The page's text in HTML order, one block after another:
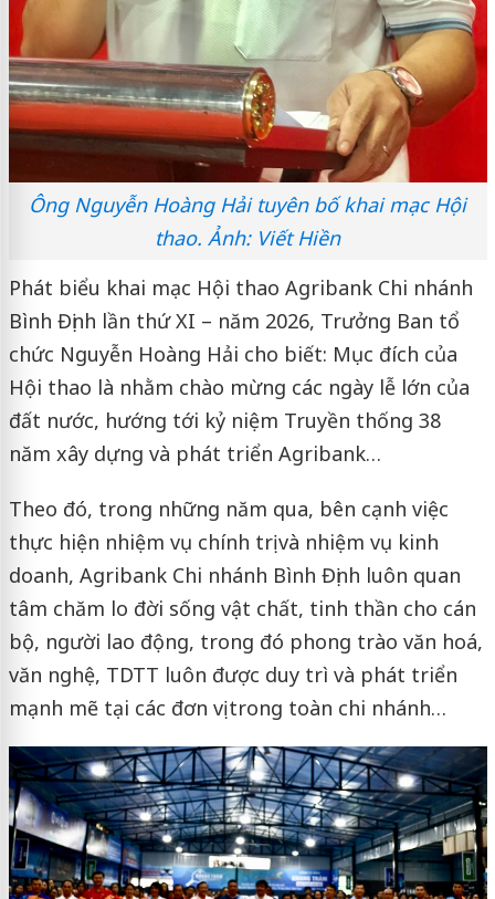
Ông Nguyễn Hoàng Hải tuyên bố khai mạc Hội
thao. Ảnh: Viết Hiền
Phát biểu khai mạc Hội thao Agribank Chi nhánh
Bình Định lần thứ XI – năm 2026, Trưởng Ban tổ
chức Nguyễn Hoàng Hải cho biết: Mục đích của
Hội thao là nhằm chào mừng các ngày lễ lớn của
đất nước, hướng tới kỷ niệm Truyền thống 38
năm xây dựng và phát triển Agribank…
Theo đó, trong những năm qua, bên cạnh việc
thực hiện nhiệm vụ chính trị và nhiệm vụ kinh
doanh, Agribank Chi nhánh Bình Định luôn quan
tâm chăm lo đời sống vật chất, tinh thần cho cán
bộ, người lao động, trong đó phong trào văn hoá,
văn nghệ, TDTT luôn được duy trì và phát triển
mạnh mẽ tại các đơn vị trong toàn chi nhánh…